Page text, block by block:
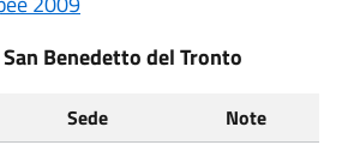
Benedetto del Tronto
Sede
Note